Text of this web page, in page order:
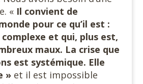
« Il convient de
pour ce qu’il est :
et qui, plus est,
maux. La crise que
est systémique. Elle
»et il est impossible